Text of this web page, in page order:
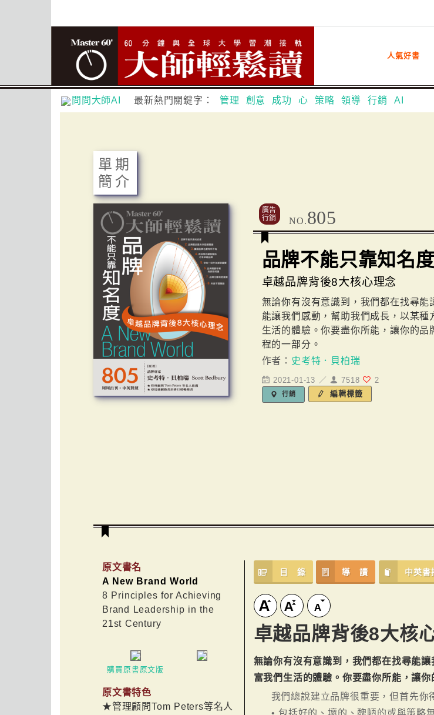
人氣好書
問問大師AI 最新熱門關鍵字： 管理 創意 成功 心 策略 領導 行銷 AI
單期
簡介
廣告
行銷
NO.805
品牌不能只靠知名度
卓越品牌背後8大核心理念
無論你有沒有意識到，我們都在找尋能
能讓我們感動，幫助我們成長，以某種
生活的體驗。你要盡你所能，讓你的品
程的一部分。
作者： 史考特．貝柏瑞
2021-01-13 ／ 7518 2
行銷 編輯標籤
原文書名
A New Brand World
8 Principles for Achieving
Brand Leadership in the
21st Century
購買原書原文版
原文書特色
★管理顧問Tom Peters等名人
目 錄 導 讀 中英書
卓越品牌背後8大核
無論你有沒有意識到，我們都在找尋能
富我們生活的體驗。你要盡你所能，讓
我們總說建立品牌很重要，但首先你
• 包括好的、壞的、醜陋的或與策略